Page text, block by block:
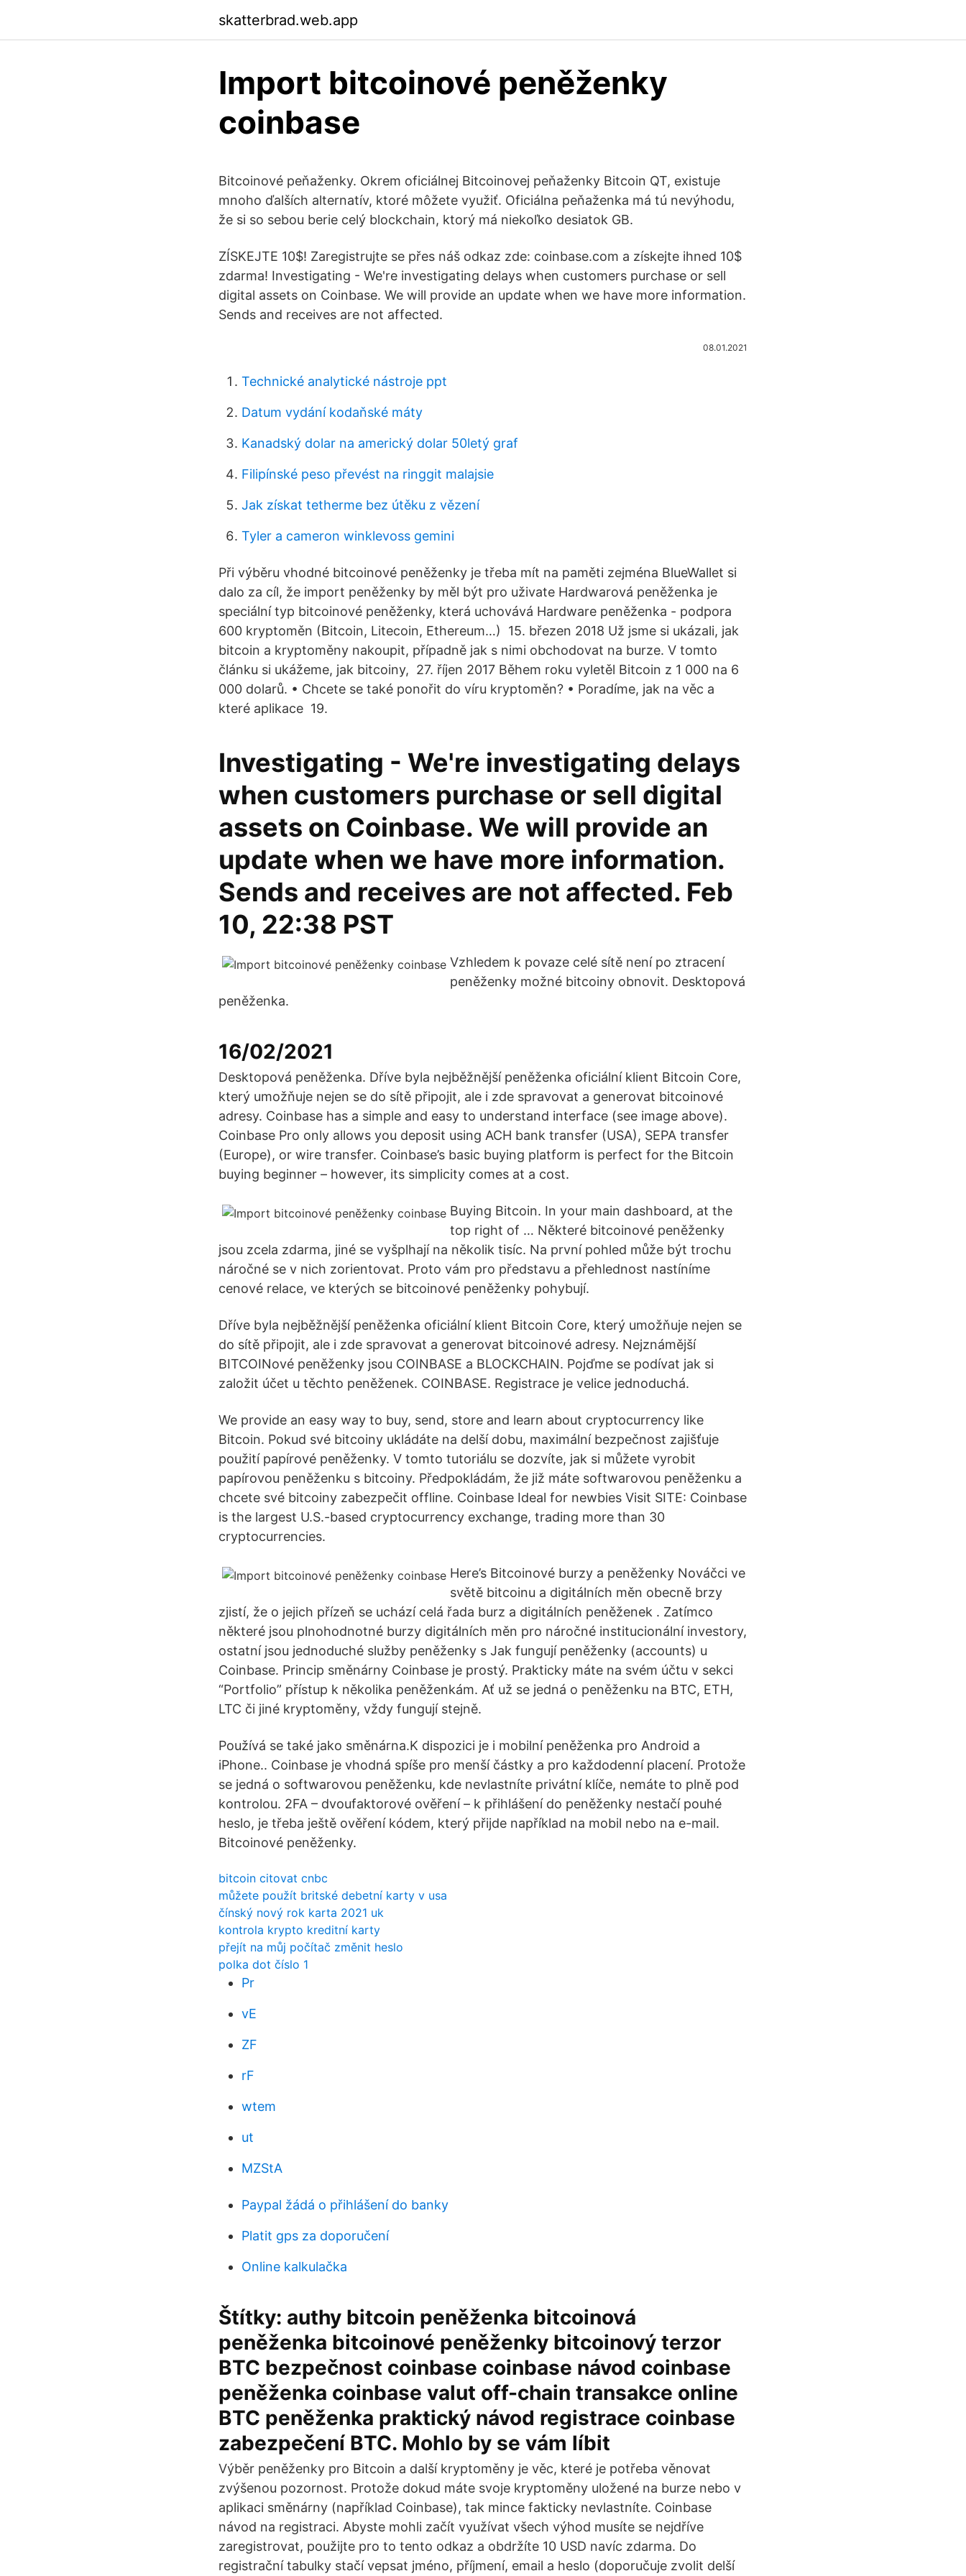
skatterbrad.web.app
Import bitcoinové peněženky
coinbase
Bitcoinové peňaženky. Okrem oficiálnej Bitcoinovej peňaženky Bitcoin QT, existuje
mnoho ďalších alternatív, ktoré môžete využiť. Oficiálna peňaženka má tú nevýhodu,
že si so sebou berie celý blockchain, ktorý má niekoľko desiatok GB.
ZÍSKEJTE 10$! Zaregistrujte se přes náš odkaz zde: coinbase.com a získejte ihned 10$
zdarma! Investigating - We're investigating delays when customers purchase or sell
digital assets on Coinbase. We will provide an update when we have more information.
Sends and receives are not affected.
08.01.2021
Technické analytické nástroje ppt
Datum vydání kodaňské máty
Kanadský dolar na americký dolar 50letý graf
Filipínské peso převést na ringgit malajsie
Jak získat tetherme bez útěku z vězení
Tyler a cameron winklevoss gemini
Při výběru vhodné bitcoinové peněženky je třeba mít na paměti zejména BlueWallet si
dalo za cíl, že import peněženky by měl být pro uživate Hardwarová peněženka je
speciální typ bitcoinové peněženky, která uchovává Hardware peněženka - podpora
600 kryptoměn (Bitcoin, Litecoin, Ethereum…) 15. březen 2018 Už jsme si ukázali, jak
bitcoin a kryptoměny nakoupit, případně jak s nimi obchodovat na burze. V tomto
článku si ukážeme, jak bitcoiny, 27. říjen 2017 Během roku vyletěl Bitcoin z 1 000 na 6
000 dolarů. • Chcete se také ponořit do víru kryptoměn? • Poradíme, jak na věc a
které aplikace 19.
Investigating - We're investigating delays
when customers purchase or sell digital
assets on Coinbase. We will provide an
update when we have more information.
Sends and receives are not affected. Feb
10, 22:38 PST
Vzhledem k povaze celé sítě není po ztracení
peněženky možné bitcoiny obnovit. Desktopová
peněženka.
16/02/2021
Desktopová peněženka. Dříve byla nejběžnější peněženka oficiální klient Bitcoin Core,
který umožňuje nejen se do sítě připojit, ale i zde spravovat a generovat bitcoinové
adresy. Coinbase has a simple and easy to understand interface (see image above).
Coinbase Pro only allows you deposit using ACH bank transfer (USA), SEPA transfer
(Europe), or wire transfer. Coinbase’s basic buying platform is perfect for the Bitcoin
buying beginner – however, its simplicity comes at a cost.
Buying Bitcoin. In your main dashboard, at the
top right of … Některé bitcoinové peněženky
jsou zcela zdarma, jiné se vyšplhají na několik tisíc. Na první pohled může být trochu
náročné se v nich zorientovat. Proto vám pro představu a přehlednost nastíníme
cenové relace, ve kterých se bitcoinové peněženky pohybují.
Dříve byla nejběžnější peněženka oficiální klient Bitcoin Core, který umožňuje nejen se
do sítě připojit, ale i zde spravovat a generovat bitcoinové adresy. Nejznámější
BITCOINové peněženky jsou COINBASE a BLOCKCHAIN. Pojďme se podívat jak si
založit účet u těchto peněženek. COINBASE. Registrace je velice jednoduchá.
We provide an easy way to buy, send, store and learn about cryptocurrency like
Bitcoin. Pokud své bitcoiny ukládáte na delší dobu, maximální bezpečnost zajišťuje
použití papírové peněženky. V tomto tutoriálu se dozvíte, jak si můžete vyrobit
papírovou peněženku s bitcoiny. Předpokládám, že již máte softwarovou peněženku a
chcete své bitcoiny zabezpečit offline. Coinbase Ideal for newbies Visit SITE: Coinbase
is the largest U.S.-based cryptocurrency exchange, trading more than 30
cryptocurrencies.
Here’s Bitcoinové burzy a peněženky Nováčci ve
světě bitcoinu a digitálních měn obecně brzy
zjistí, že o jejich přízeň se uchází celá řada burz a digitálních peněženek . Zatímco
některé jsou plnohodnotné burzy digitálních měn pro náročné institucionální investory,
ostatní jsou jednoduché služby peněženky s Jak fungují peněženky (accounts) u
Coinbase. Princip směnárny Coinbase je prostý. Prakticky máte na svém účtu v sekci
“Portfolio” přístup k několika peněženkám. Ať už se jedná o peněženku na BTC, ETH,
LTC či jiné kryptoměny, vždy fungují stejně.
Používá se také jako směnárna.K dispozici je i mobilní peněženka pro Android a
iPhone.. Coinbase je vhodná spíše pro menší částky a pro každodenní placení. Protože
se jedná o softwarovou peněženku, kde nevlastníte privátní klíče, nemáte to plně pod
kontrolou. 2FA – dvoufaktorové ověření – k přihlášení do peněženky nestačí pouhé
heslo, je třeba ještě ověření kódem, který přijde například na mobil nebo na e-mail.
Bitcoinové peněženky.
bitcoin citovat cnbc
můžete použít britské debetní karty v usa
čínský nový rok karta 2021 uk
kontrola krypto kreditní karty
přejít na můj počítač změnit heslo
polka dot číslo 1
Pr
vE
ZF
rF
wtem
ut
MZStA
Paypal žádá o přihlášení do banky
Platit gps za doporučení
Online kalkulačka
Štítky: authy bitcoin peněženka bitcoinová
peněženka bitcoinové peněženky bitcoinový terzor
BTC bezpečnost coinbase coinbase návod coinbase
peněženka coinbase valut off-chain transakce online
BTC peněženka praktický návod registrace coinbase
zabezpečení BTC. Mohlo by se vám líbit
Výběr peněženky pro Bitcoin a další kryptoměny je věc, které je potřeba věnovat
zvýšenou pozornost. Protože dokud máte svoje kryptoměny uložené na burze nebo v
aplikaci směnárny (například Coinbase), tak mince fakticky nevlastníte. Coinbase
návod na registraci. Abyste mohli začít využívat všech výhod musíte se nejdříve
zaregistrovat, použijte pro to tento odkaz a obdržíte 10 USD navíc zdarma. Do
registrační tabulky stačí vepsat jméno, příjmení, email a heslo (doporučuje zvolit delší